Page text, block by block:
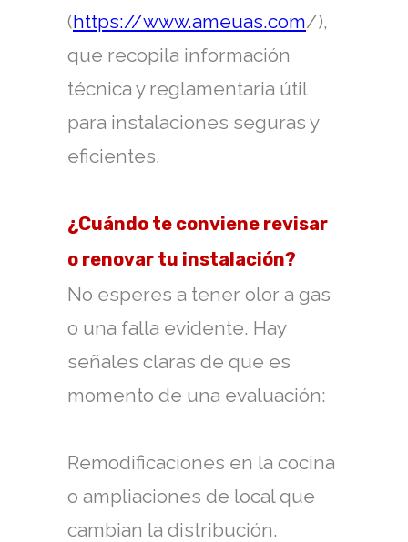
(https://www.ameuas.com/),
que recopila información
técnica y reglamentaria útil
para instalaciones seguras y
eficientes.
¿Cuándo te conviene revisar
o renovar tu instalación?
No esperes a tener olor a gas
o una falla evidente. Hay
señales claras de que es
momento de una evaluación:
Remodificaciones en la cocina
o ampliaciones de local que
cambian la distribución.